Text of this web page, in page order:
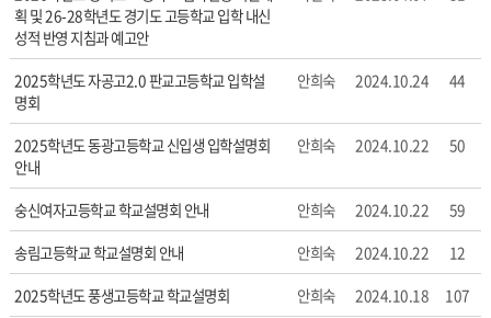
제
목,
작
성
자,
등
록
일,
조
회
수
정
보
획 및 26-28학년도 경기도 고등학교 입학 내신
성적 반영 지침과 예고안
2025학년도 자공고2.0 판교고등학교 입학설
명회
안희숙 2024.10.24 44
2025학년도 동광고등학교 신입생 입학설명회
안내
안희숙 2024.10.22 50
숭신여자고등학교 학교설명회 안내 안희숙 2024.10.22
59
송림고등학교 학교설명회 안내
안희숙 2024.10.22
12
2025학년도 풍생고등학교 학교설명회
안희숙 2024.10.18 107